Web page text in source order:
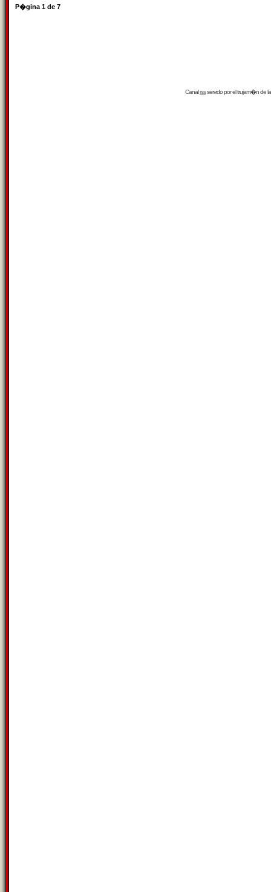
P�gina 1 de 7
Canalrssservido por eltrujam�nde